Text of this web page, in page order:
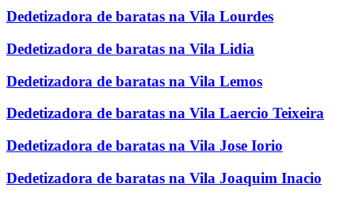
Dedetizadora de baratas na Vila Lourdes
Dedetizadora de baratas na Vila Lidia
Dedetizadora de baratas na Vila Lemos
Dedetizadora de baratas na Vila Laercio Teixeira
Dedetizadora de baratas na Vila Jose Iorio
Dedetizadora de baratas na Vila Joaquim Inacio